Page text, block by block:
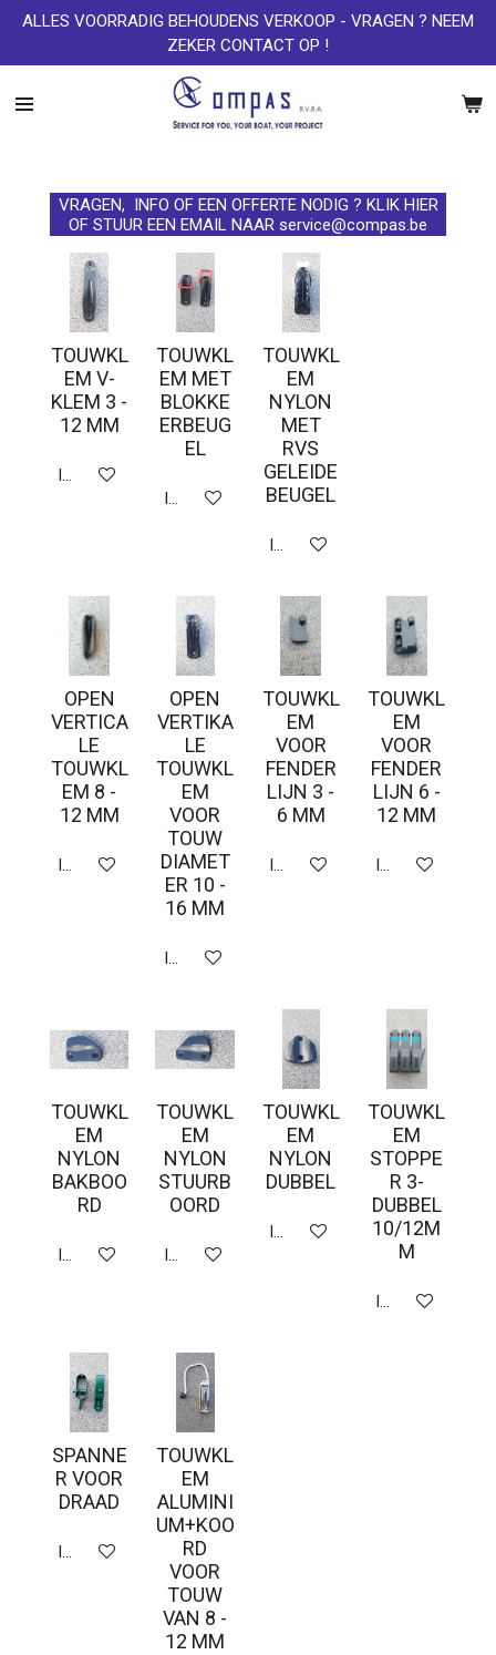
Ga
naar
de
ALLES VOORRADIG BEHOUDENS VERKOOP - VRAGEN ? NEEM
ZEKER CONTACT OP !
VRAGEN, INFO OF EEN OFFERTE NODIG ? KLIK HIER
OF STUUR EEN EMAIL NAAR service@compas.be
TOUWKL
EM V-
KLEM 3 -
12 MM
In winkelwagen
TOUWKL
EM MET
BLOKKE
ERBEUG
EL
In winkelwagen
TOUWKL
EM
NYLON
MET
RVS
GELEIDE
BEUGEL
In winkelwagen
OPEN
VERTICA
LE
TOUWKL
EM 8 -
12 MM
In winkelwagen
OPEN
VERTIKA
LE
TOUWKL
EM
VOOR
TOUW
DIAMET
ER 10 -
16 MM
In winkelwagen
TOUWKL
EM
VOOR
FENDER
LIJN 3 -
6 MM
In winkelwagen
TOUWKL
EM
VOOR
FENDER
LIJN 6 -
12 MM
In winkelwagen
TOUWKL
EM
NYLON
BAKBOO
RD
In winkelwagen
TOUWKL
EM
NYLON
STUURB
OORD
In winkelwagen
TOUWKL
EM
NYLON
DUBBEL
In winkelwagen
TOUWKL
EM
STOPPE
R 3-
DUBBEL
10/12M
M
In winkelwagen
SPANNE
R VOOR
DRAAD
In winkelwagen
TOUWKL
EM
ALUMINI
UM+KOO
RD
VOOR
TOUW
VAN 8 -
12 MM